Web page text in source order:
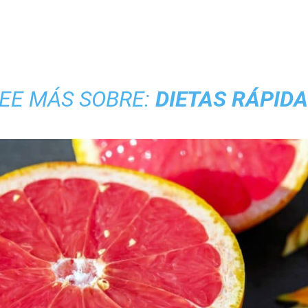
MÁS SOBRE: DIETAS